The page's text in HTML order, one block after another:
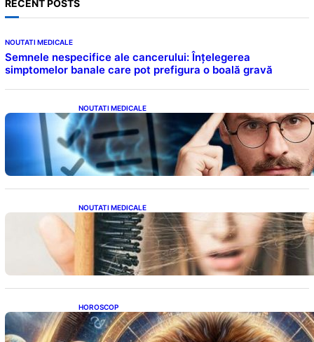
RECENT POSTS
NOUTATI MEDICALE
Semnele nespecifice ale cancerului: Înțelegerea
simptomelor banale care pot prefigura o boală gravă
NOUTATI MEDICALE
Inteligența dincolo de note: Semnele unui IQ
ridicat care nu țin de școală
NOUTATI MEDICALE
Semnele unei deficiențe de proteine:
Impactul asupra sănătății tale
HOROSCOP
Portalul Leului 8/8: Oportunități de
Abundență pentru Cinci Zodii în 2026